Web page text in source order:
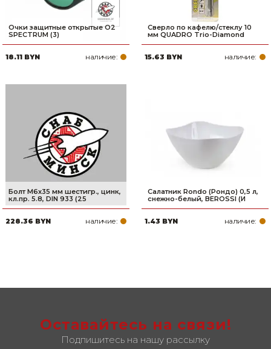
Очки защитные открытые О2
SPECTRUM (3)
18.11 BYN наличие:
Сверло по кафелю/стеклу 10
мм QUADRO Trio-Diamond
15.63 BYN наличие:
Болт М6х35 мм шестигр., цинк,
кл.пр. 5.8, DIN 933 (25
228.36 BYN наличие:
Салатник Rondo (Рондо) 0,5 л,
снежно-белый, BEROSSI (И
1.43 BYN наличие:
Оставайтесь на связи!
Подпишитесь на нашу рассылку